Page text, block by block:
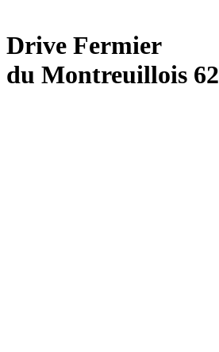
Drive Fermier
du Montreuillois 62